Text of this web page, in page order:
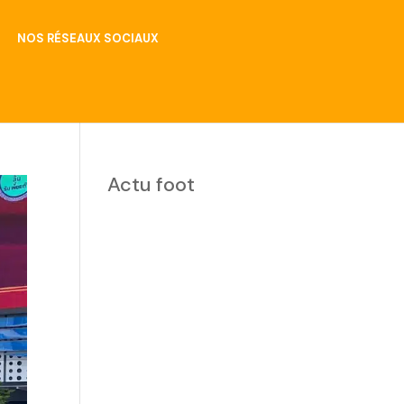
NOS RÉSEAUX SOCIAUX
Actu foot